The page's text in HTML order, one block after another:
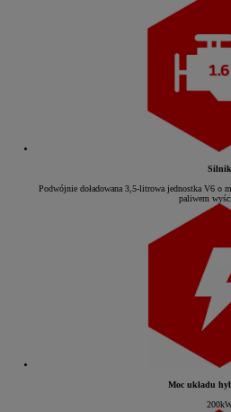
Silnik
Podwójnie doładowana 3,5-litrowa jednostka V6 o
paliwem
Moc układu